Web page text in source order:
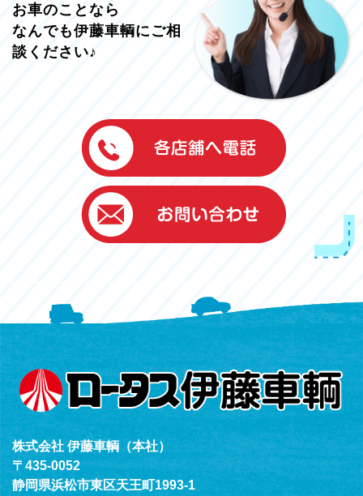
お車のことなら
なんでも伊藤車輌にご相
談ください♪
伊藤車輌（本社）
050-5851-0337
グッドワン浜松
050-5851-0338
浜北店
050-5851-0339
（年中無休24h対応）
株式会社 伊藤車輌（本社）
〒435-0052
静岡県浜松市東区天王町1993-1